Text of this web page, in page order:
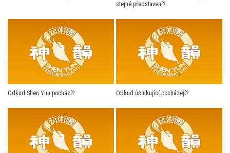
stejné představení?
Odkud Shen Yun pochází? Odkud účinkující pocházejí?